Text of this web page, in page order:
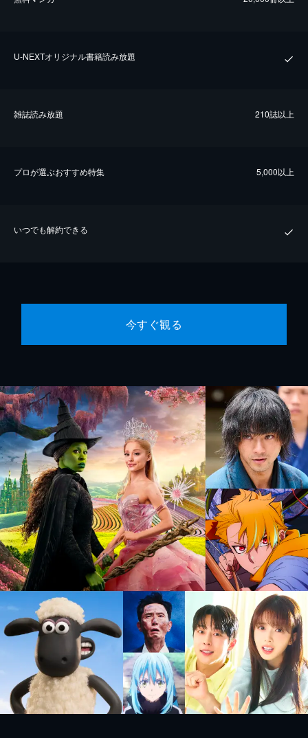
U-NEXTオリジナル書籍読み放題
雑誌読み放題 210誌以上
プロが選ぶおすすめ特集 5,000以上
いつでも解約できる
今すぐ観る